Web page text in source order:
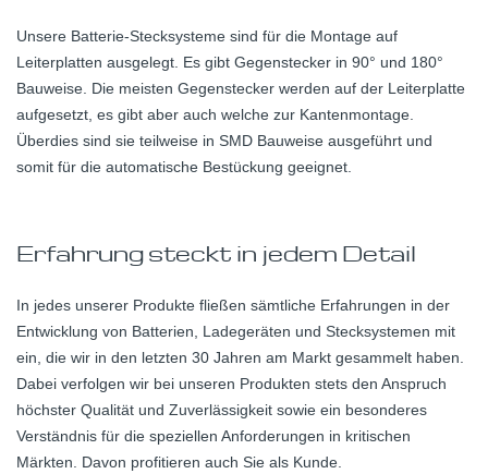
Unsere Batterie-Stecksysteme sind für die Montage auf
Leiterplatten ausgelegt. Es gibt Gegenstecker in 90° und 180°
Bauweise. Die meisten Gegenstecker werden auf der Leiterplatte
aufgesetzt, es gibt aber auch welche zur Kantenmontage.
Überdies sind sie teilweise in SMD Bauweise ausgeführt und
somit für die automatische Bestückung geeignet.
Erfahrung steckt in jedem Detail
In jedes unserer Produkte fließen sämtliche Erfahrungen in der
Entwicklung von Batterien, Ladegeräten und Stecksystemen mit
ein, die wir in den letzten 30 Jahren am Markt gesammelt haben.
Dabei verfolgen wir bei unseren Produkten stets den Anspruch
höchster Qualität und Zuverlässigkeit sowie ein besonderes
Verständnis für die speziellen Anforderungen in kritischen
Märkten. Davon profitieren auch Sie als Kunde.